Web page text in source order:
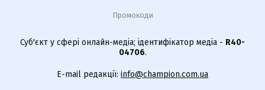
Промокоди
Суб'єкт у сфері онлайн-медіа; ідентифікатор медіа - R40-
04706.
E-mail редакції: info@champion.com.ua